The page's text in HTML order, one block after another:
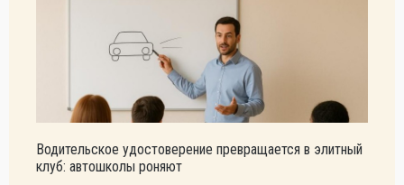
Водительское удостоверение превращается в элитный
клуб: автошколы роняют